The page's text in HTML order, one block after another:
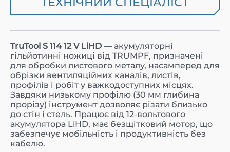
TruTool S 114 12 V LiHD — акумуляторні
гільйотинні ножиці від TRUMPF, призначені
для обробки листового металу, насамперед для
обрізки вентиляційних каналів, листів,
профілів і робіт у важкодоступних місцях.
Завдяки низькому профілю (30 мм глибина
прорізу) інструмент дозволяє різати близько
до стін і стель. Працює від 12-вольтового
акумулятора LiHD, має безщітковий мотор, що
забезпечує мобільність і продуктивність без
кабелю.